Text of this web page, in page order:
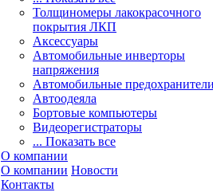
Толщиномеры лакокрасочного
покрытия ЛКП
Аксессуары
Автомобильные инверторы
напряжения
Автомобильные
Автоодеяла
Бортовые компьютеры
Видеорегистраторы
... Показать все
О компании
О компании Новости
Контакты